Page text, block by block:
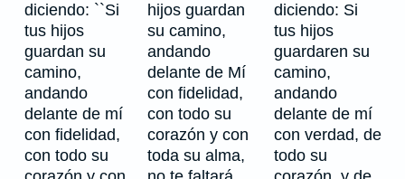
diciendo: ``Si
tus hijos
guardan su
camino,
andando
delante de mí
con fidelidad,
con todo su
hijos guardan
su camino,
andando
delante de Mí
con fidelidad,
con todo su
corazón y con
toda su alma,
diciendo: Si
tus hijos
guardaren su
camino,
andando
delante de mí
con verdad, de
todo su